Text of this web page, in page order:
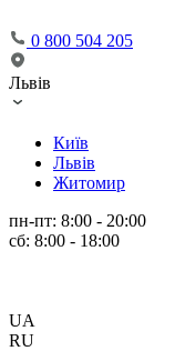
0 800 504 205
Львів
Київ
Львів
Житомир
пн-пт: 8:00 - 20:00
сб: 8:00 - 18:00
UA
RU